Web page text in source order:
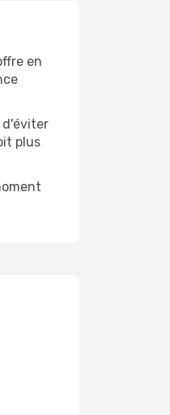
en
d'éviter
plus